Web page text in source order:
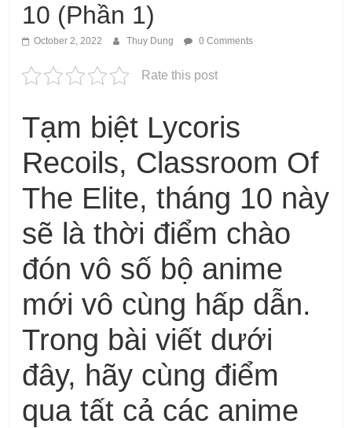
10 (Phần 1)
October 2, 2022 Thuy Dung 0 Comments
Rate this post
Tạm biệt Lycoris
Recoils, Classroom Of
The Elite, tháng 10 này
sẽ là thời điểm chào
đón vô số bộ anime
mới vô cùng hấp dẫn.
Trong bài viết dưới
đây, hãy cùng điểm
qua tất cả các anime